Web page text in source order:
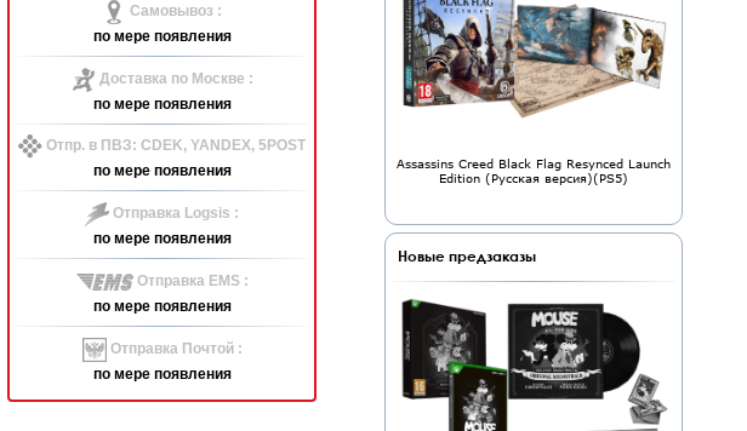
Самовывоз :
по мере появления
Доставка по Москве :
по мере появления
Отпр. в ПВЗ: CDEK, YANDEX, 5POST
по мере появления
Отправка Logsis :
по мере появления
Отправка EMS :
по мере появления
Отправка Почтой :
по мере появления
Assassins Creed Black Flag Resynced Launch
Edition (Русская версия)(PS5)
Новые предзаказы